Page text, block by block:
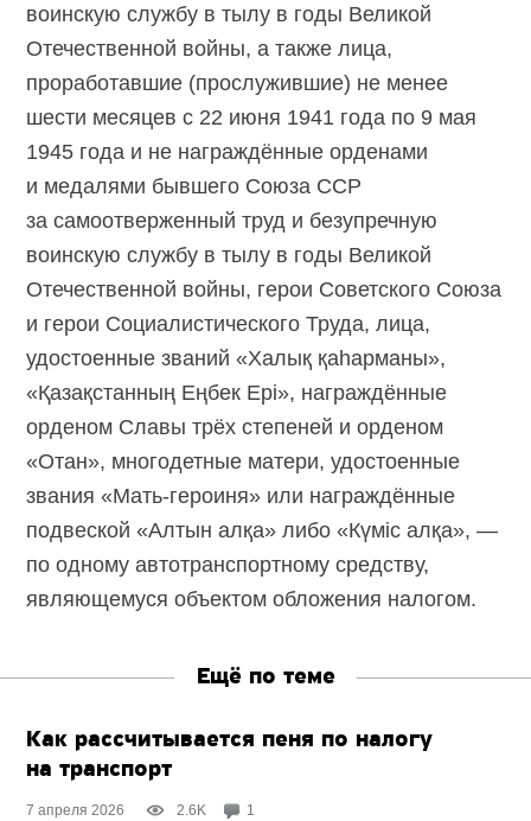
воинскую службу в тылу в годы Великой
Отечественной войны, а также лица,
проработавшие (прослужившие) не менее
шести месяцев с 22 июня 1941 года по 9 мая
1945 года и не награждённые орденами
и медалями бывшего Союза ССР
за самоотверженный труд и безупречную
воинскую службу в тылу в годы Великой
Отечественной войны, герои Советского Союза
и герои Социалистического Труда, лица,
удостоенные званий «Халық қаһарманы»,
«Қазақстанның Еңбек Epi», награждённые
орденом Славы трёх степеней и орденом
«Отан», многодетные матери, удостоенные
звания «Мать-героиня» или награждённые
подвеской «Алтын алқа» либо «Күміс алқа», —
по одному автотранспортному средству,
являющемуся объектом обложения налогом.
Ещё по теме
Как рассчитывается пеня по налогу
на транспорт
7 апреля 2026 2.6K 1